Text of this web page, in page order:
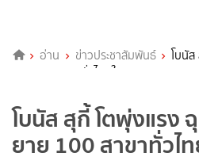
อ่าน ข่าวประชาสัมพันธ์
โบนั
ยาย 100 สาขาทั่วไทยใน Q2/2570
โบนัส สุกี้ โตพุ่งแรง
ยาย 100 สาขาทั่วไ